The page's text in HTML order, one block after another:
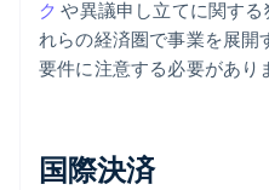
ク や異議申し立てに関す
れらの経済圏で事業を展開
要件に注意する必要があり
国際決済